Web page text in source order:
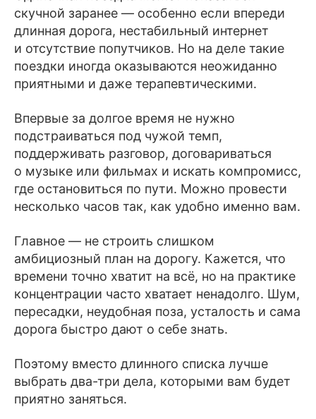
скучной заранее — особенно если впереди
длинная дорога, нестабильный интернет
и отсутствие попутчиков. Но на деле такие
поездки иногда оказываются неожиданно
приятными и даже терапевтическими.
Впервые за долгое время не нужно
подстраиваться под чужой темп,
поддерживать разговор, договариваться
о музыке или фильмах и искать компромисс,
где остановиться по пути. Можно провести
несколько часов так, как удобно именно вам.
Главное — не строить слишком
амбициозный план на дорогу. Кажется, что
времени точно хватит на всё, но на практике
концентрации часто хватает ненадолго. Шум,
пересадки, неудобная поза, усталость и сама
дорога быстро дают о себе знать.
Поэтому вместо длинного списка лучше
выбрать два-три дела, которыми вам будет
приятно заняться.